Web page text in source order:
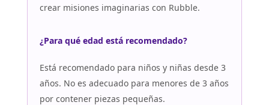
crear misiones imaginarias con Rubble.
¿Para qué edad está recomendado?
Está recomendado para niños y niñas desde 3
años. No es adecuado para menores de 3 años
por contener piezas pequeñas.